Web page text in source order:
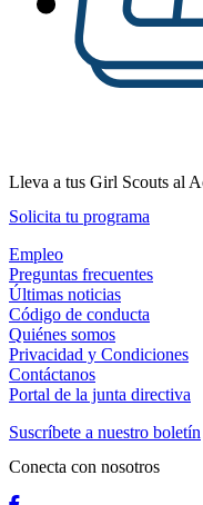
Lleva a tus Girl Scouts al
Solicita tu programa
Empleo
Preguntas frecuentes
Últimas noticias
Código de conducta
Quiénes somos
Privacidad y Condiciones
Contáctanos
Portal de la junta directiva
Suscríbete a nuestro boletín
Conecta con nosotros